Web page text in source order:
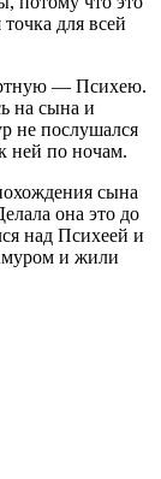
для всей
— Психею.
на сына и
не послушался
ней по ночам.
сына
она это до
над Психеей и
и жили